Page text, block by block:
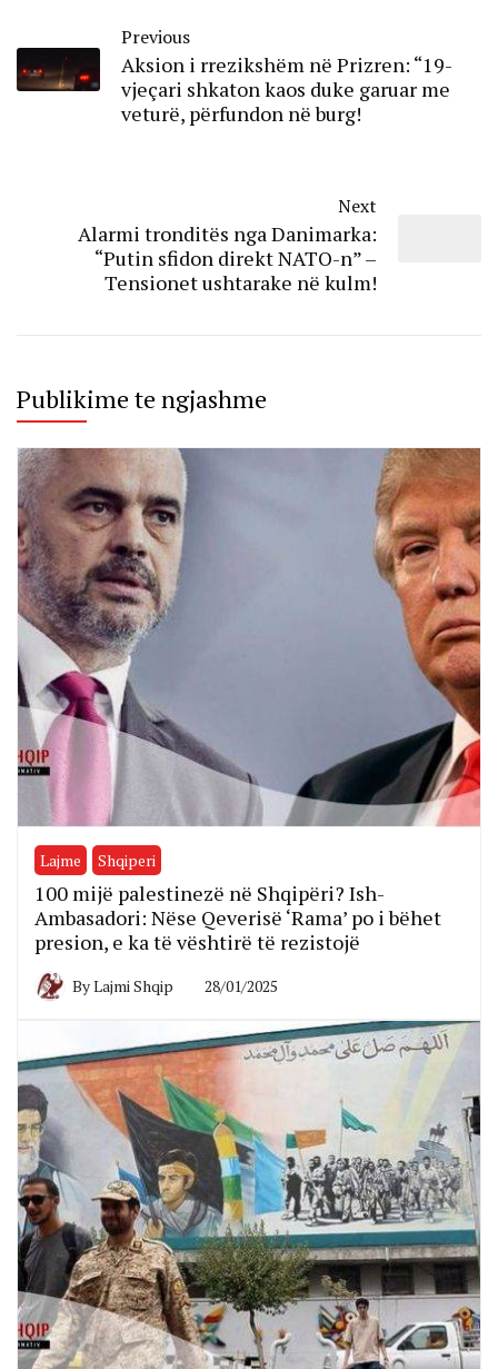
Previous
Aksion i rrezikshëm në Prizren: “19-
vjeçari shkaton kaos duke garuar me
veturë, përfundon në burg!
Next
Alarmi tronditës nga Danimarka:
“Putin sfidon direkt NATO-n” –
Tensionet ushtarake në kulm!
Publikime te ngjashme
Lajme Shqiperi
100 mijë palestinezë në Shqipëri? Ish-
Ambasadori: Nëse Qeverisë ‘Rama’ po i bëhet
presion, e ka të vështirë të rezistojë
ByLajmi Shqip 28/01/2025